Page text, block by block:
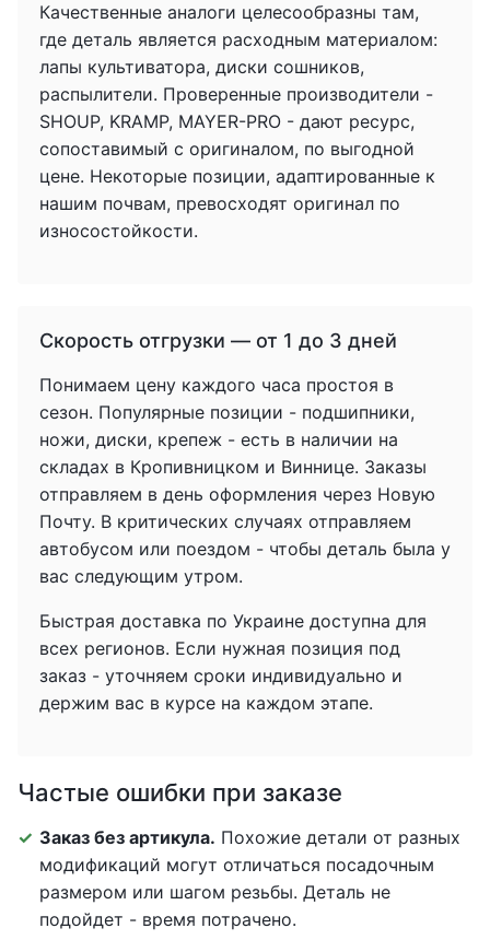
Качественные аналоги целесообразны там,
где деталь является расходным материалом:
лапы культиватора, диски сошников,
распылители. Проверенные производители -
SHOUP, KRAMP, MAYER-PRO - дают ресурс,
сопоставимый с оригиналом, по выгодной
цене. Некоторые позиции, адаптированные к
нашим почвам, превосходят оригинал по
износостойкости.
Скорость отгрузки — от 1 до 3 дней
Понимаем цену каждого часа простоя в
сезон. Популярные позиции - подшипники,
ножи, диски, крепеж - есть в наличии на
складах в Кропивницком и Виннице. Заказы
отправляем в день оформления через Новую
Почту. В критических случаях отправляем
автобусом или поездом - чтобы деталь была у
вас следующим утром.
Быстрая доставка по Украине доступна для
всех регионов. Если нужная позиция под
заказ - уточняем сроки индивидуально и
держим вас в курсе на каждом этапе.
Частые ошибки при заказе
Заказ без артикула. Похожие детали от разных
модификаций могут отличаться посадочным
размером или шагом резьбы. Деталь не
подойдет - время потрачено.